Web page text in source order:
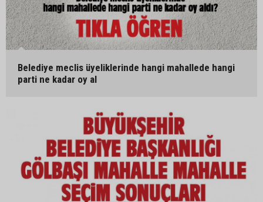
Belediye meclis üyeliklerinde hangi mahallede hangi
parti ne kadar oy al